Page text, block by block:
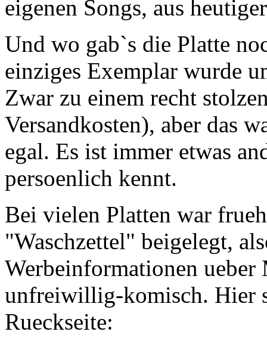
eigenen Songs, aus
Und wo gab`s die Platte
einziges Exemplar wurde
Zwar zu einem recht
Versandkosten), aber das
egal. Es ist immer etwas
persoenlich kennt.
Bei vielen Platten war
"Waschzettel" beigelegt,
Werbeinformationen
unfreiwillig-komisch. Hier
Rueckseite: